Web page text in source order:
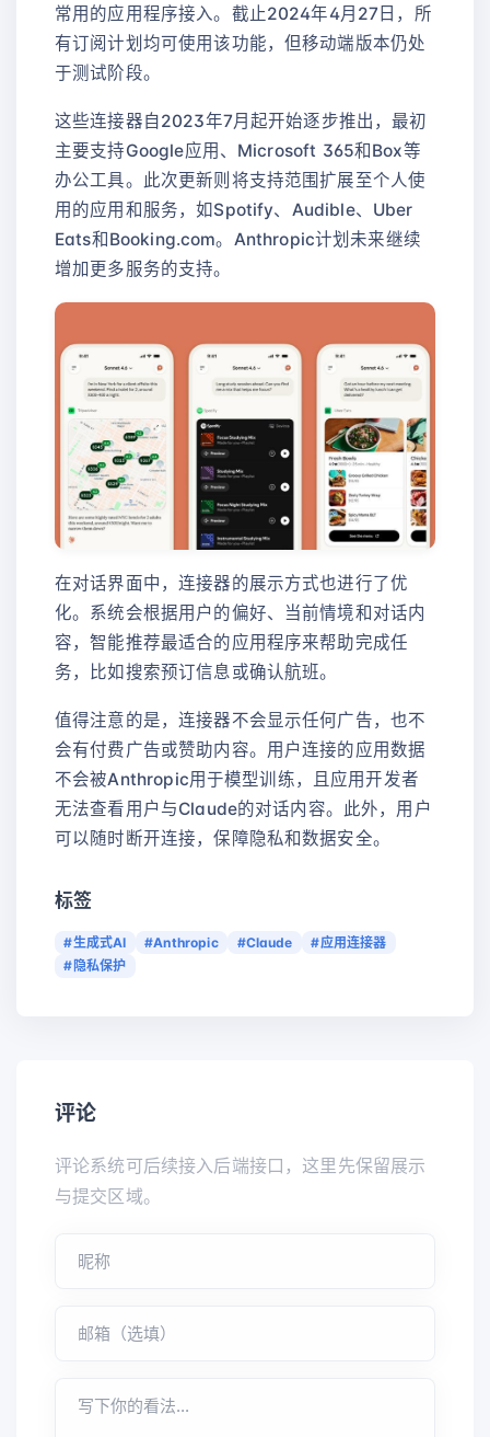
常用的应用程序接入。截止2024年4月27日，所
有订阅计划均可使用该功能，但移动端版本仍处
于测试阶段。
这些连接器自2023年7月起开始逐步推出，最初
主要支持Google应用、Microsoft 365和Box等
办公工具。此次更新则将支持范围扩展至个人使
用的应用和服务，如Spotify、Audible、Uber
Eats和Booking.com。Anthropic计划未来继续
增加更多服务的支持。
在对话界面中，连接器的展示方式也进行了优
化。系统会根据用户的偏好、当前情境和对话内
容，智能推荐最适合的应用程序来帮助完成任
务，比如搜索预订信息或确认航班。
值得注意的是，连接器不会显示任何广告，也不
会有付费广告或赞助内容。用户连接的应用数据
不会被Anthropic用于模型训练，且应用开发者
无法查看用户与Claude的对话内容。此外，用户
可以随时断开连接，保障隐私和数据安全。
标签
#生成式AI #Anthropic #Claude
#应用连接器
#隐私保护
评论
评论系统可后续接入后端接口，这里先保留展示
与提交区域。